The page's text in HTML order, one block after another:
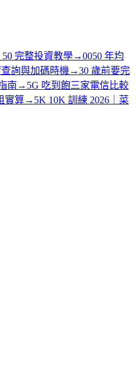
50 完整投資教學→0050 年均
詢與加碼時機 →30 歲前要完
南 → 5G 吃到飽三家電信比較
實算→ 5K 10K 訓練 2026｜菜